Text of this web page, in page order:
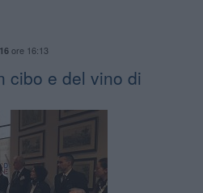
ore 16:13
cibo e del vino di